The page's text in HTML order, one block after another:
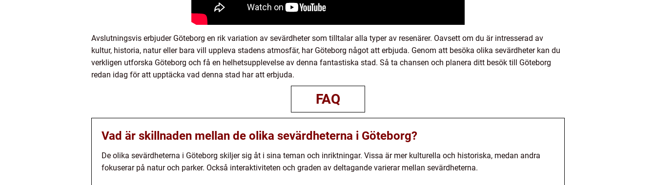
Avslutningsvis erbjuder Göteborg en rik variation av sevärdheter som tilltalar alla typer av resenärer. Oavsett om du är intresserad av
kultur, historia, natur eller bara vill uppleva stadens atmosfär, har Göteborg något att erbjuda. Genom att besöka olika sevärdheter kan du
verkligen utforska Göteborg och få en helhetsupplevelse av denna fantastiska stad. Så ta chansen och planera ditt besök till Göteborg
redan idag för att upptäcka vad denna stad har att erbjuda.
FAQ
Vad är skillnaden mellan de olika sevärdheterna i Göteborg?
De olika sevärdheterna i Göteborg skiljer sig åt i sina teman och inriktningar. Vissa är mer kulturella och historiska, medan andra
fokuserar på natur och parker. Också interaktiviteten och graden av deltagande varierar mellan sevärdheterna.